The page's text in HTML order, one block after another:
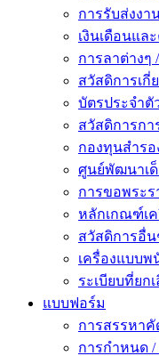
การรับส่งงา
เงินเดือนแล
การลาต่างๆ
สวัสดิการเกี่
บัตรประจำตั
สวัสดิการก
กองทุนสำรอ
ศูนย์พัฒนาเด็
การขอพระ
หลักเกณฑ์เ
สวัสดิการอื่น
เครื่องแบบพ
ระเบียบที่ยก
แบบฟอร์ม
การสรรหาคั
การกำหนด /